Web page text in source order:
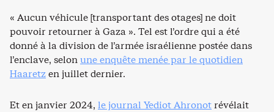
« Aucun véhicule [transportant des otages] ne doit
pouvoir retourner à Gaza ». Tel est l’ordre qui a été
donné à la division de l’armée israélienne postée dans
l’enclave, selonune enquête menée par le quotidien
Haaretzen juillet dernier.
Et en janvier 2024, le journal Yediot Ahronotrévélait